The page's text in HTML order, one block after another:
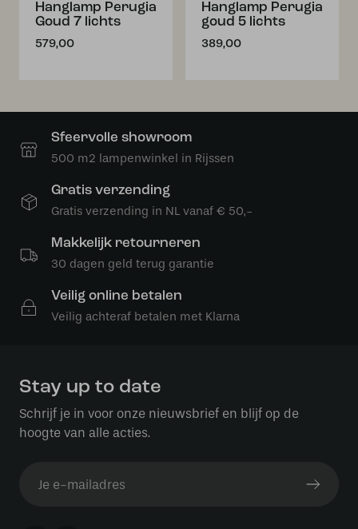
Hanglamp Perugia
Goud 7 lichts
579,00
Hanglamp Perugia
goud 5 lichts
389,00
Sfeervolle showroom
500 m2 lampenwinkel in Rijssen
Gratis verzending
Gratis verzending in NL vanaf € 50,-
Makkelijk retourneren
30 dagen geld terug garantie
Veilig online betalen
Veilig achteraf betalen met Klarna
Stay up to date
Schrijf je in voor onze nieuwsbrief en blijf op de
hoogte van alle acties.